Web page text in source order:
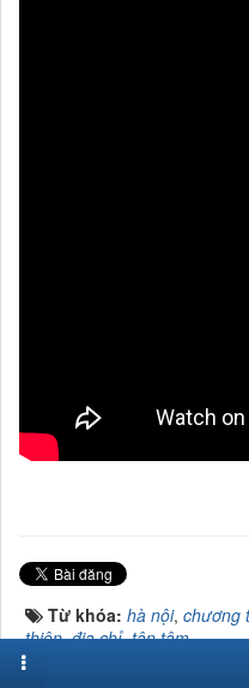
Từ khóa: hà nội, chương
thiện,địa chỉ,tận tâm